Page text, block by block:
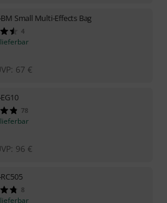
BM Small Multi-Effects Bag
4
67 €
78
96 €
8